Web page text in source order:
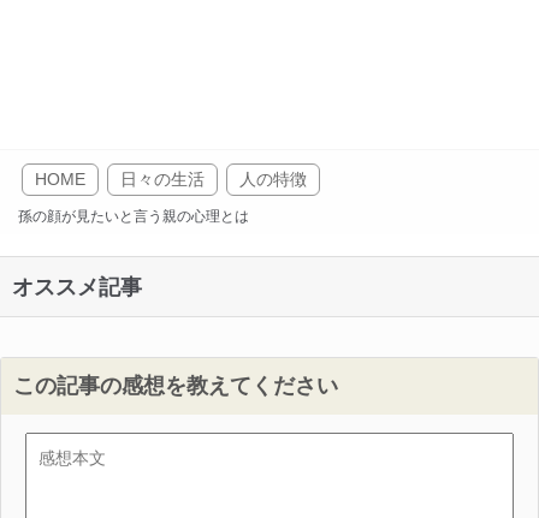
HOME 日々の生活 人の特徴
孫の顔が見たいと言う親の心理とは
オススメ記事
この記事の感想を教えてください